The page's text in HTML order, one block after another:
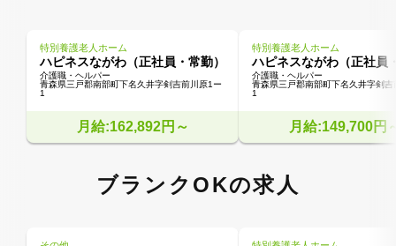
特別養護老人ホーム
ハピネスながわ（正社員・常勤）
介護職・ヘルパー
青森県三戸郡南部町下名久井字剣吉前川原1ー
1
月給:162,892円～
特別養護老人ホーム
ハピネスながわ（正社員
介護職・ヘルパー
青森県三戸郡南部町下名久井字剣吉
1
月給:149,700円
ブランクOKの求人